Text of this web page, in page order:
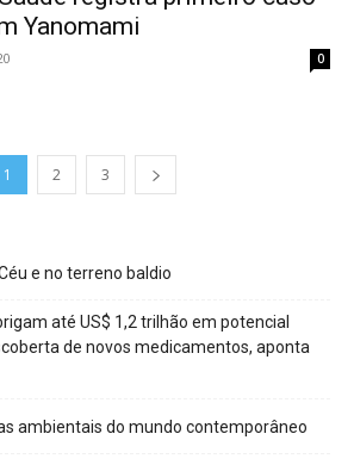
Yanomami
0
1 2 3
e no terreno baldio
até US$ 1,2 trilhão em potencial
de novos medicamentos, aponta
ambientais do mundo contemporâneo